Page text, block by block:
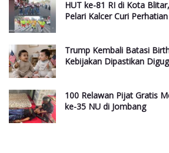
HUT ke-81 RI di Kota
Pelari Kalcer Curi Perhatian
Trump Kembali Batasi
Kebijakan Dipastikan
100 Relawan Pijat Gratis
ke-35 NU di Jombang